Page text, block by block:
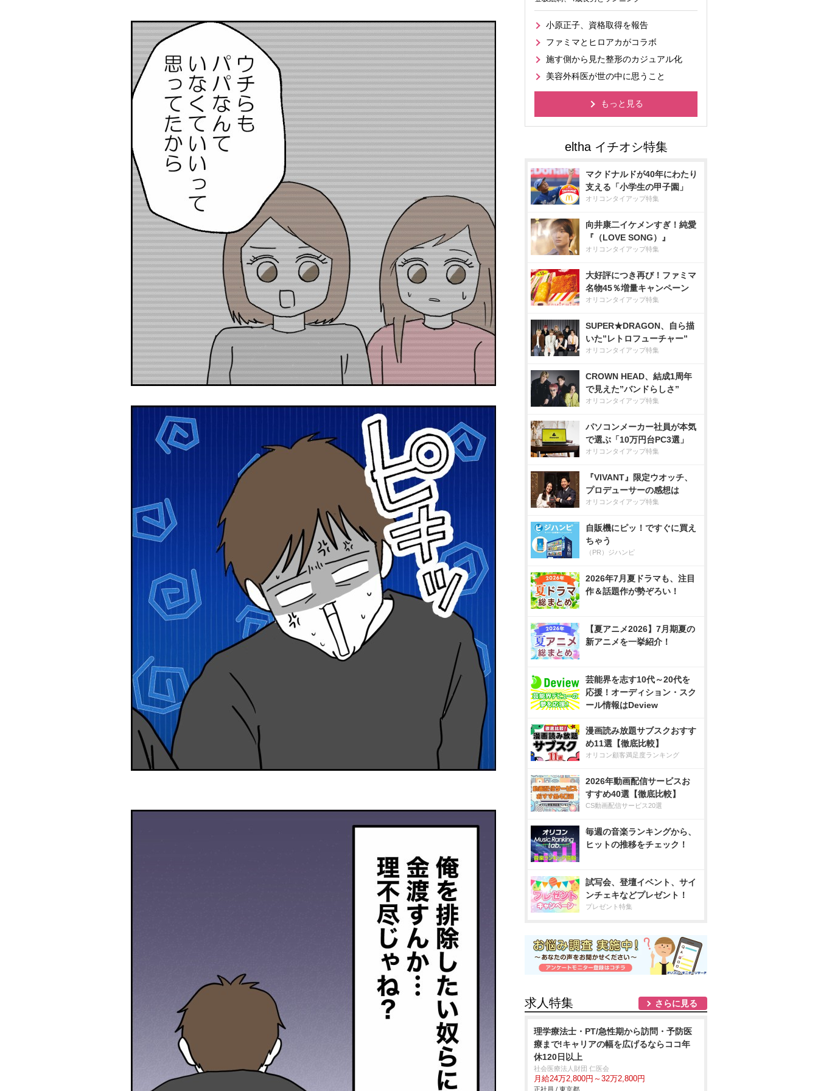
小原正子、資格取得を報告
ファミマとヒロアカがコラボ
施す側から見た整形のカジュアル化
美容外科医が世の中に思うこと
もっと見る
マクドナルドが40年にわたり
支える「小学生の甲子園」
オリコンタイアップ特集
向井康二イケメンすぎ！純愛
『（LOVE SONG）』
オリコンタイアップ特集
大好評につき再び！ファミマ
名物45％増量キャンペーン
オリコンタイアップ特集
SUPER★DRAGON、自ら描
いた”レトロフューチャー”
オリコンタイアップ特集
CROWN HEAD、結成1周年
で見えた”バンドらしさ”
オリコンタイアップ特集
パソコンメーカー社員が本気
で選ぶ「10万円台PC3選」
オリコンタイアップ特集
『VIVANT』限定ウオッチ、
プロデューサーの感想は
オリコンタイアップ特集
自販機にピッ！ですぐに買え
ちゃう
（PR）ジハンピ
2026年7月夏ドラマも、注目
作＆話題作が勢ぞろい！
【夏アニメ2026】7月期夏の
新アニメを一挙紹介！
芸能界を志す10代～20代を
応援！オーディション・スク
ール情報はDeview
漫画読み放題サブスクおすす
め11選【徹底比較】
オリコン顧客満足度ランキング
2026年動画配信サービスお
すすめ40選【徹底比較】
CS動画配信サービス20選
毎週の音楽ランキングから、
ヒットの推移をチェック！
試写会、登壇イベント、サイ
ンチェキなどプレゼント！
プレゼント特集
求人特集 さらに見る
理学療法士・PT/急性期から訪問・予防医
療まで!キャリアの幅を広げるならココ年
休120日以上
社会医療法人財団 仁医会
月給24万2,800円～32万2,800円
正社員 / 東京都